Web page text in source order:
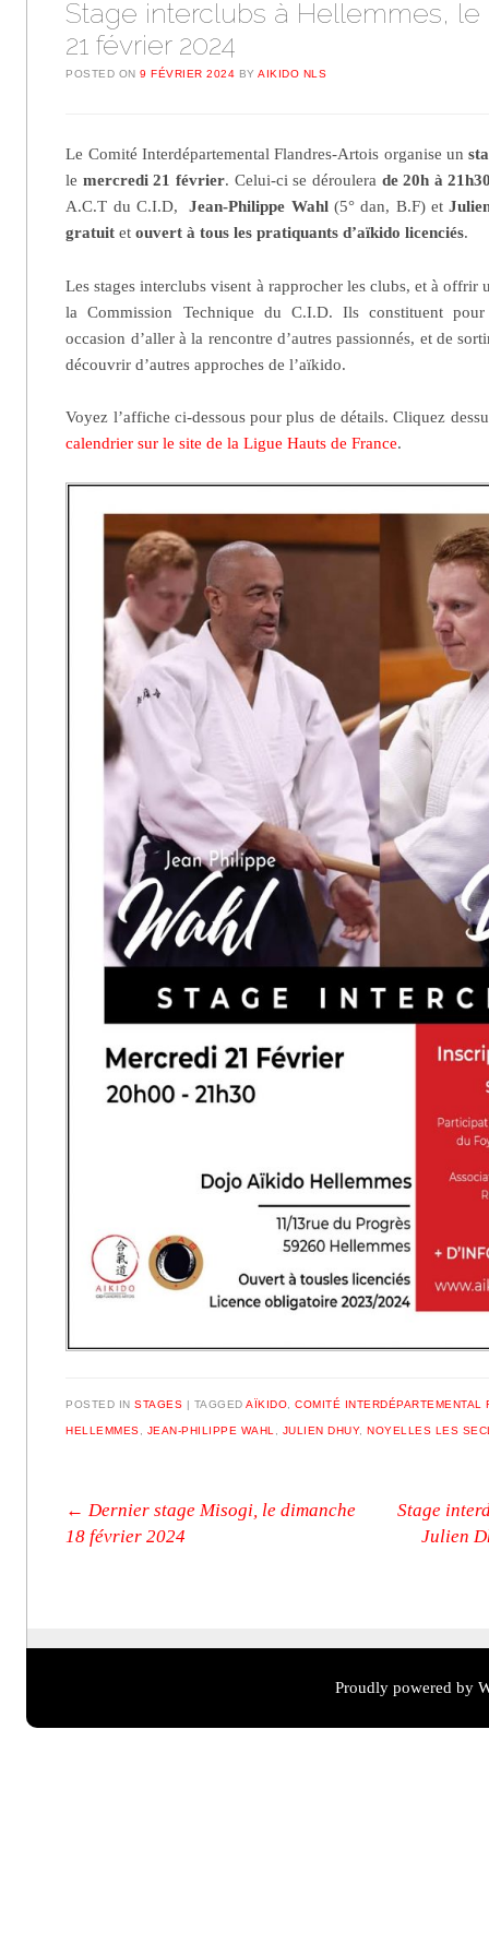
Stage interclubs à Hellemmes, le
21 février 2024
POSTED ON9 FÉVRIER 2024 BYAIKIDO NLS
Le Comité Interdépartemental Flandres-Artois organise un
le mercredi 21 février. Celui-ci se déroulera de 20h à
A.C.T du C.I.D,Jean-Philippe Wahl(5° dan, B.F) et
gratuit etouvert à tous les pratiquants d’aïkido licenciés.
Les stages interclubs visent à rapprocher les clubs, et à offrir
la Commission Technique du C.I.D. Ils constituent
occasion d’aller à la rencontre d’autres passionnés, et de
découvrir d’autres approches de l’aïkido.
Voyez l’affiche ci-dessous pour plus de détails. Cliquez
calendrier sur le site de la Ligue Hauts de France.
POSTED INSTAGES | TAGGEDAÏKIDO,COMITÉ INTERDÉPARTEMENTAL
HELLEMMES, JEAN-PHILIPPE WAHL, JULIEN DHUY,NOYELLES LES
Post navigation
← Dernier stage Misogi, le dimanche
18 février 2024
Stage
Julien
Proudly powered by